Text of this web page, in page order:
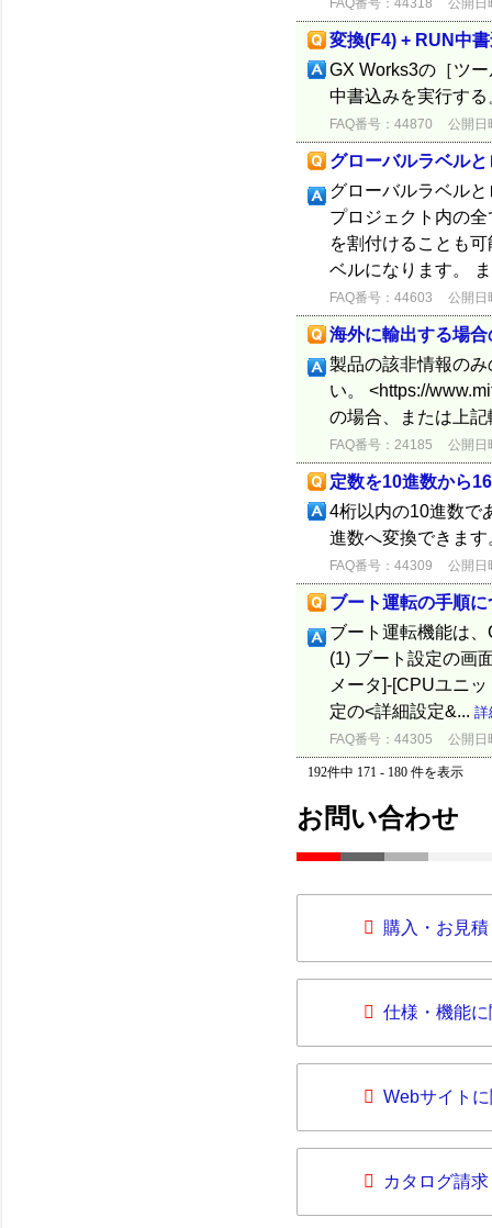
FAQ番号：44318 公開日
変換(F4) + RUN中
GX Works3の［ツ
中書込みを実行す
FAQ番号：44870 公開日
グローバルラベル
グローバルラベル
プロジェクト内の
を割付けることも
ベルになります。
FAQ番号：44603 公開日
海外に輸出する場
製品の該非情報の
い。 <https://
の場合、または上
FAQ番号：24185 公開日
定数を10進数から
4桁以内の10進数で
進数へ変換できま
FAQ番号：44309 公開日
ブート運転の手順に
ブート運転機能は
(1) ブート設定の画
メータ]-[CPUユニ
定の<詳細設定&... 詳
FAQ番号：44305 公開日
192件中 171 - 180 件を表示
お問い合わせ
購入・お見
仕様・機能
Webサイト
カタログ請求